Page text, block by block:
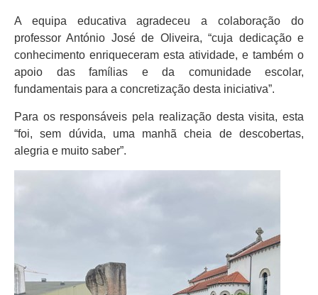
A equipa educativa agradeceu a colaboração do
professor António José de Oliveira, “cuja dedicação e
conhecimento enriqueceram esta atividade, e também o
apoio das famílias e da comunidade escolar,
fundamentais para a concretização desta iniciativa”.
Para os responsáveis pela realização desta visita, esta
“foi, sem dúvida, uma manhã cheia de descobertas,
alegria e muito saber”.